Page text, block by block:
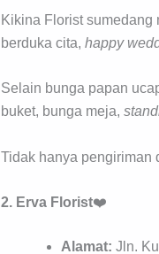
Kikina Florist
berduka cita, happy
Selain bunga papan
buket, bunga meja,
Tidak hanya pengiriman
2. Erva Florist❤️
Alamat: Jln.